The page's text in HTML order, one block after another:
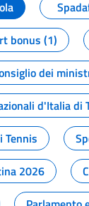
bonus (1)
dei
d'Italia di
Tennis
2026